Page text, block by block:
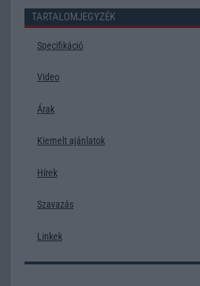
TARTALOMJEGYZÉK
Specifikáció
Video
Árak
Kiemelt ajánlatok
Hírek
Szavazás
Linkek